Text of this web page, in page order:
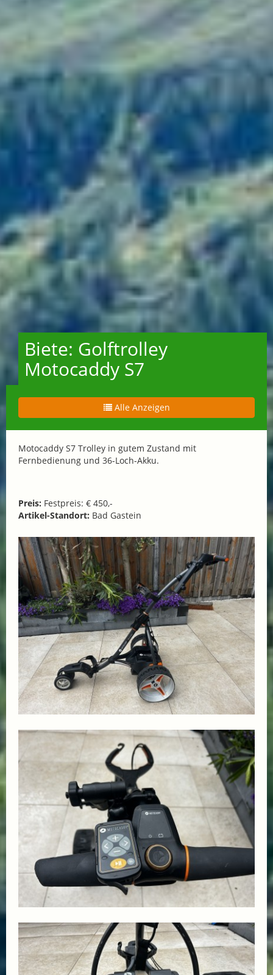
Biete: Golftrolley
Motocaddy S7
Alle Anzeigen
Motocaddy S7 Trolley in gutem Zustand mit
Fernbedienung und 36-Loch-Akku.
Preis: Festpreis: € 450,-
Artikel-Standort: Bad Gastein